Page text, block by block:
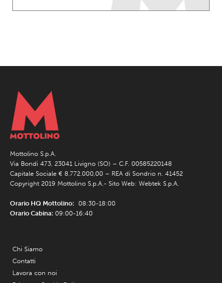
Mottolino S.p.A.
Via Bondi 473, 23041 Livigno (SO) – C.F. 00585220148
Capitale Sociale € 8.772.000,00 – REA di Sondrio n. 41452
Copyright 2019 Mottolino S.p.A.- Sito Web: Webtek S.p.A.
Orario HQ Mottolino: 08:30-18:00
Orario Cabina: 09:00-16:40
Chi Siamo
Contatti
Lavora con noi